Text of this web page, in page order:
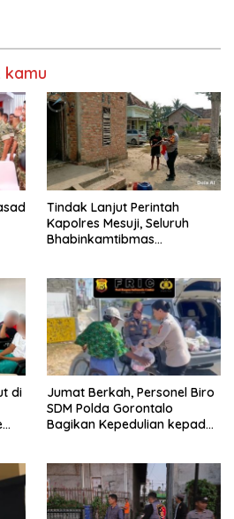
kamu
Tindak Lanjut Perintah
Kapolres Mesuji, Seluruh
Bhabinkamtibmas
Masyarakat
di
Jumat Berkah, Personel Biro
SDM Polda Gorontalo
Bagikan Kepedulian kepada